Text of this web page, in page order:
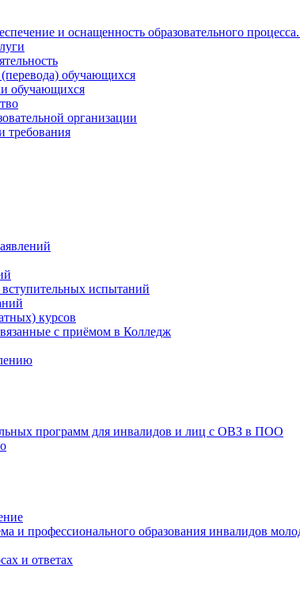
и оснащенность образовательного
обучающихся
обучающихся
организации
требования
испытаний
курсов
с приёмом в Колледж
программ для инвалидов и лиц с ОВЗ в ПОО
и профессионального образования инвалидов
и ответах